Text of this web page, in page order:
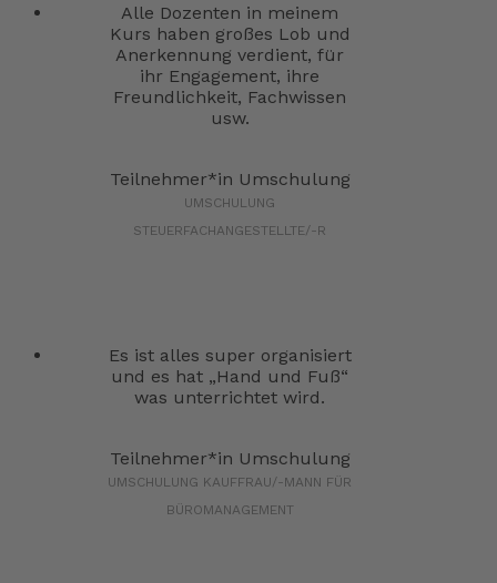
Alle Dozenten in meinem
Kurs haben großes Lob und
Anerkennung verdient, für
ihr Engagement, ihre
Freundlichkeit, Fachwissen
usw.
Teilnehmer*in Umschulung
UMSCHULUNG
STEUERFACHANGESTELLTE/-R
Es ist alles super organisiert
und es hat „Hand und Fuß“
was unterrichtet wird.
Teilnehmer*in Umschulung
UMSCHULUNG KAUFFRAU/-MANN FÜR
BÜROMANAGEMENT